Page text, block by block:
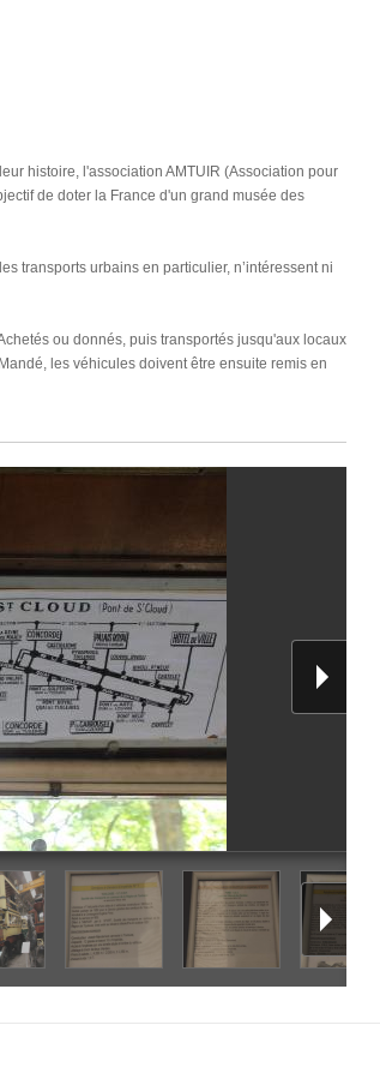
histoire, l'association AMTUIR (Association pour
de doter la France d'un grand musée des
transports urbains en particulier, n’intéressent ni
ou donnés, puis transportés jusqu'aux locaux
les véhicules doivent être ensuite remis en